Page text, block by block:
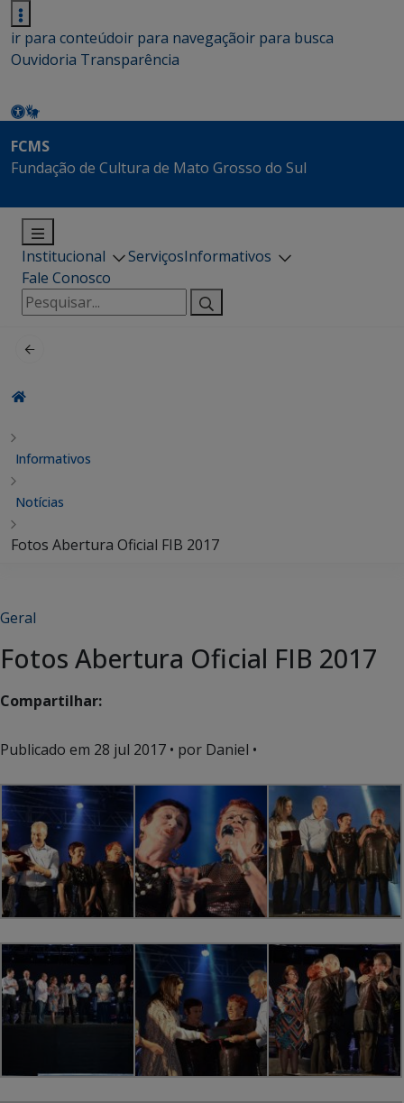
ir para conteúdoir para navegaçãoir para busca
Ouvidoria Transparência
FCMS
Fundação de Cultura de Mato Grosso do Sul
Institucional ServiçosInformativos
Fale Conosco
Pesquisar
por:
Informativos
Notícias
Fotos Abertura Oficial FIB 2017
Geral
Fotos Abertura Oficial FIB 2017
Compartilhar:
Publicado em 28 jul 2017 • por Daniel •